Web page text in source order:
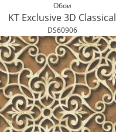
Обои
KT Exclusive 3D Classical
DS60906